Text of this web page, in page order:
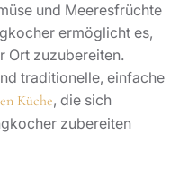
und Meeresfrüchte
ermöglicht es,
Ort zuzubereiten.
traditionelle, einfache
Küche, die sich
zubereiten